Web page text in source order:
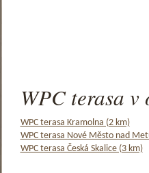
WPC terasa v
WPC terasa Kramolna (2 km)
WPC terasa Nové Město nad
WPC terasa Česká Skalice (3 km)